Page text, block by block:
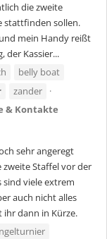
die zweite
stattfinden sollen.
mein Handy reißt
der Kassier...
belly boat
zander
& Kontakte
sehr angeregt
zweite Staffel vor der
sind viele extrem
auch nicht alles
ihr dann in Kürze.